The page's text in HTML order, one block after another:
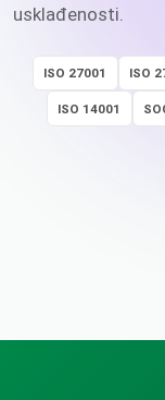
usklađenosti.
ISO 27001 ISO
ISO 14001